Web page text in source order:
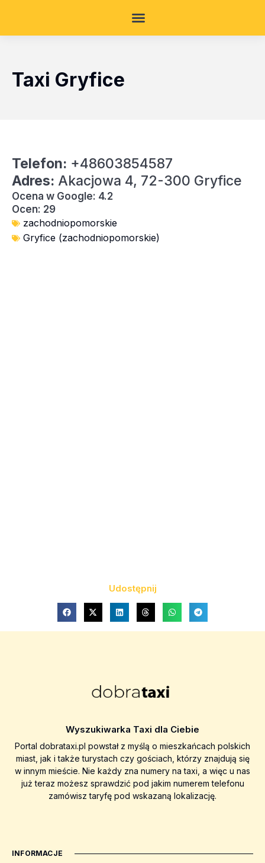
Taxi Gryfice
Telefon: +48603854587
Adres: Akacjowa 4, 72-300 Gryfice
Ocena w Google: 4.2
Ocen: 29
zachodniopomorskie
Gryfice (zachodniopomorskie)
Udostępnij
Wyszukiwarka Taxi dla Ciebie
Portal dobrataxi.pl powstał z myślą o mieszkańcach polskich
miast, jak i także turystach czy gościach, którzy znajdują się
w innym mieście. Nie każdy zna numery na taxi, a więc u nas
już teraz możesz sprawdzić pod jakim numerem telefonu
zamówisz taryfę pod wskazaną lokalizację.
INFORMACJE